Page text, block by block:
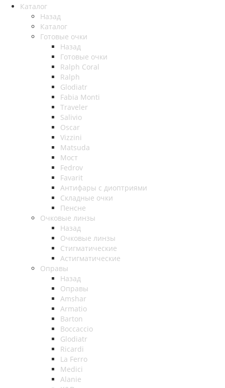
Каталог
Назад
Каталог
Готовые очки
Назад
Готовые очки
Ralph Coral
Ralph
Glodiatr
Fabia Monti
Traveler
Salivio
Oscar
Vizzini
Matsuda
Мост
Fedrov
Favarit
Антифары с диоптриями
Складные очки
Пенсне
Очковые линзы
Назад
Очковые линзы
Стигматические
Астигматические
Оправы
Назад
Оправы
Amshar
Armatio
Barton
Boccaccio
Glodiatr
Ricardi
La Ferro
Medici
Alanie